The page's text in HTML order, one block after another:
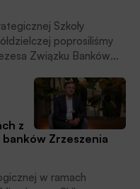
Szkoły
poprosiliśmy
Związku Banków
z
Zrzeszenia
w ramach